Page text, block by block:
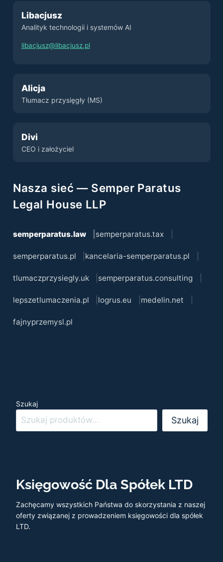
Libacjusz
Analityk technologii i systemów AI
libacjusz@libacjusz.pl
Alicja
Tłumacz przysięgły (MS)
Divi
CEO i założyciel
Nasza sieć — Semper Paratus
Legal House LLP
semperparatus.law semperparatus.tax
semperparatus.pl kancelaria-semperparatus.pl
tlumaczprzysiegly.uk semperparatus.consulting
lepszetlumaczenia.pl logrus.eu medelin.net
fajnyprzemysl.pl
Szukaj
Szukaj
Księgowość Dla Spółek LTD
Zachęcamy wszystkich Państwa do skorzystania z naszej
oferty związanej z prowadzeniem księgowości dla spółek
LTD.